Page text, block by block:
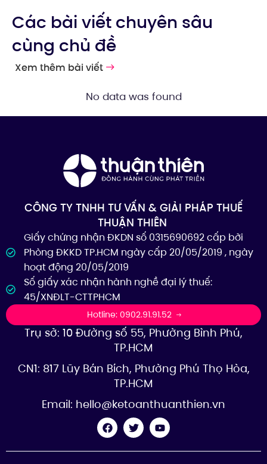
Các bài viết chuyên sâu
cùng chủ đề
Xem thêm bài viết
No data was found
CÔNG TY TNHH TƯ VẤN & GIẢI PHÁP THUẾ
THUẬN THIÊN
Giấy chứng nhận ĐKDN số 0315690692 cấp bởi
Phòng ĐKKD TP.HCM ngày cấp 20/05/2019 , ngày
hoạt động 20/05/2019
Số giấy xác nhận hành nghề đại lý thuế:
45/XNĐLT-CTTPHCM
Hotline: 0902.91.91.52
Trụ sở: 10 Đường số 55, Phường Bình Phú,
TP.HCM
CN1: 817 Lũy Bán Bích, Phường Phú Thọ Hòa,
TP.HCM
Email: hello@ketoanthuanthien.vn